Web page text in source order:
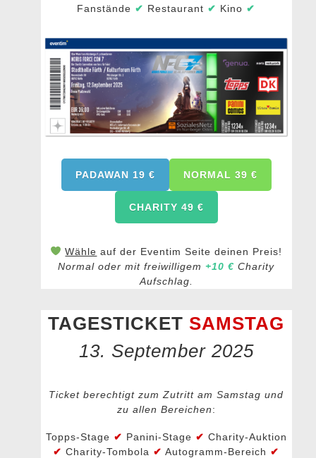
Fanstände ✔ Restaurant ✔ Kino ✔
PADAWAN 19 € NORMAL 39 €
CHARITY 49 €
Wähle auf der Eventim Seite deinen Preis!
Normal oder mit freiwilligem +10 € Charity
Aufschlag.
TAGESTICKET SAMSTAG
13. September 2025
Ticket berechtigt zum Zutritt am Samstag und
zu allen Bereichen:
Topps-Stage ✔ Panini-Stage ✔ Charity-Auktion
✔ Charity-Tombola ✔ Autogramm-Bereich ✔